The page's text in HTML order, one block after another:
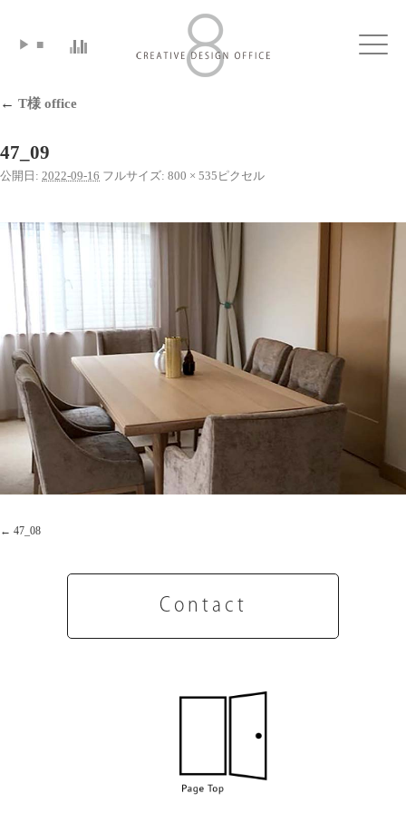
Click
▶ ■
← T様 office
47_09
公開日: 2022-09-16 フルサイズ: 800 × 535 ピクセル
47_08
Contact